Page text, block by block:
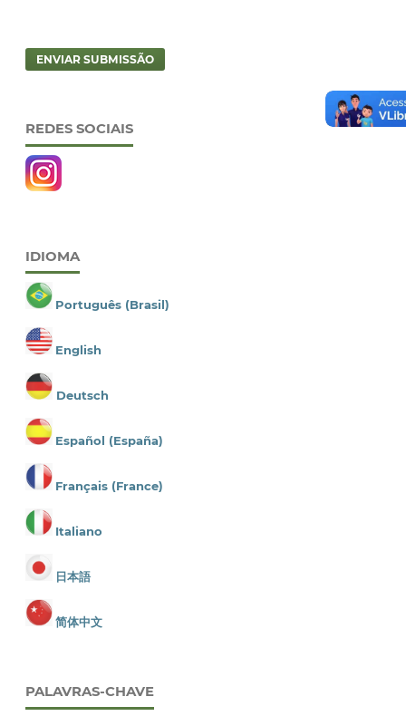
ENVIAR SUBMISSÃO
REDES SOCIAIS
IDIOMA
Português (Brasil)
English
Deutsch
Español (España)
Français (France)
Italiano
日本語
简体中文
PALAVRAS-CHAVE